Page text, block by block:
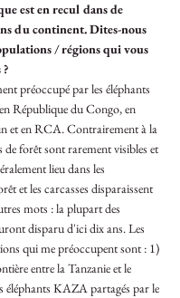
est en recul dans de
du continent. Dites-nous
/ régions qui vous
préoccupé par les éléphants
République du Congo, en
et en RCA. Contrairement à la
de forêt sont rarement visibles et
lieu dans les
et les carcasses disparaissent
mots : la plupart des
disparu d'ici dix ans. Les
qui me préoccupent sont : 1)
entre la Tanzanie et le
éléphants KAZA partagés par le